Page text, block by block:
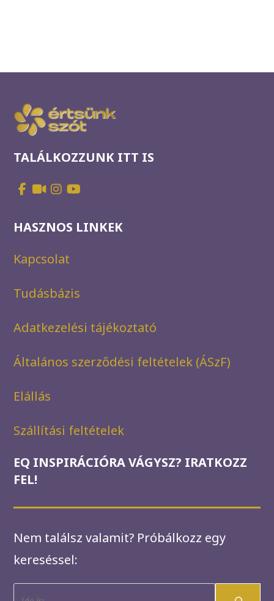
TALÁLKOZZUNK ITT IS
HASZNOS LINKEK
Kapcsolat
Tudásbázis
Adatkezelési tájékoztató
Általános szerződési feltételek (ÁSzF)
Elállás
Szállítási feltételek
EQ INSPIRÁCIÓRA VÁGYSZ? IRATKOZZ
FEL!
Nem találsz valamit? Próbálkozz egy
kereséssel: